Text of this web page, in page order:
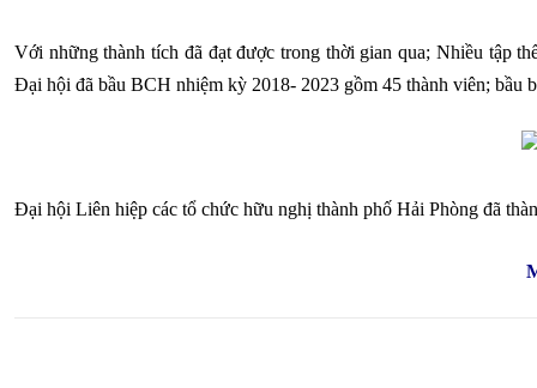
Với những thành tích đã đạt được trong thời gian qua; Nhiều tập
Đại hội đã bầu BCH nhiệm kỳ 2018- 2023 gồm 45 thành viên; bầu
Đại hội Liên hiệp các tổ chức hữu nghị thành phố Hải Phòng đã